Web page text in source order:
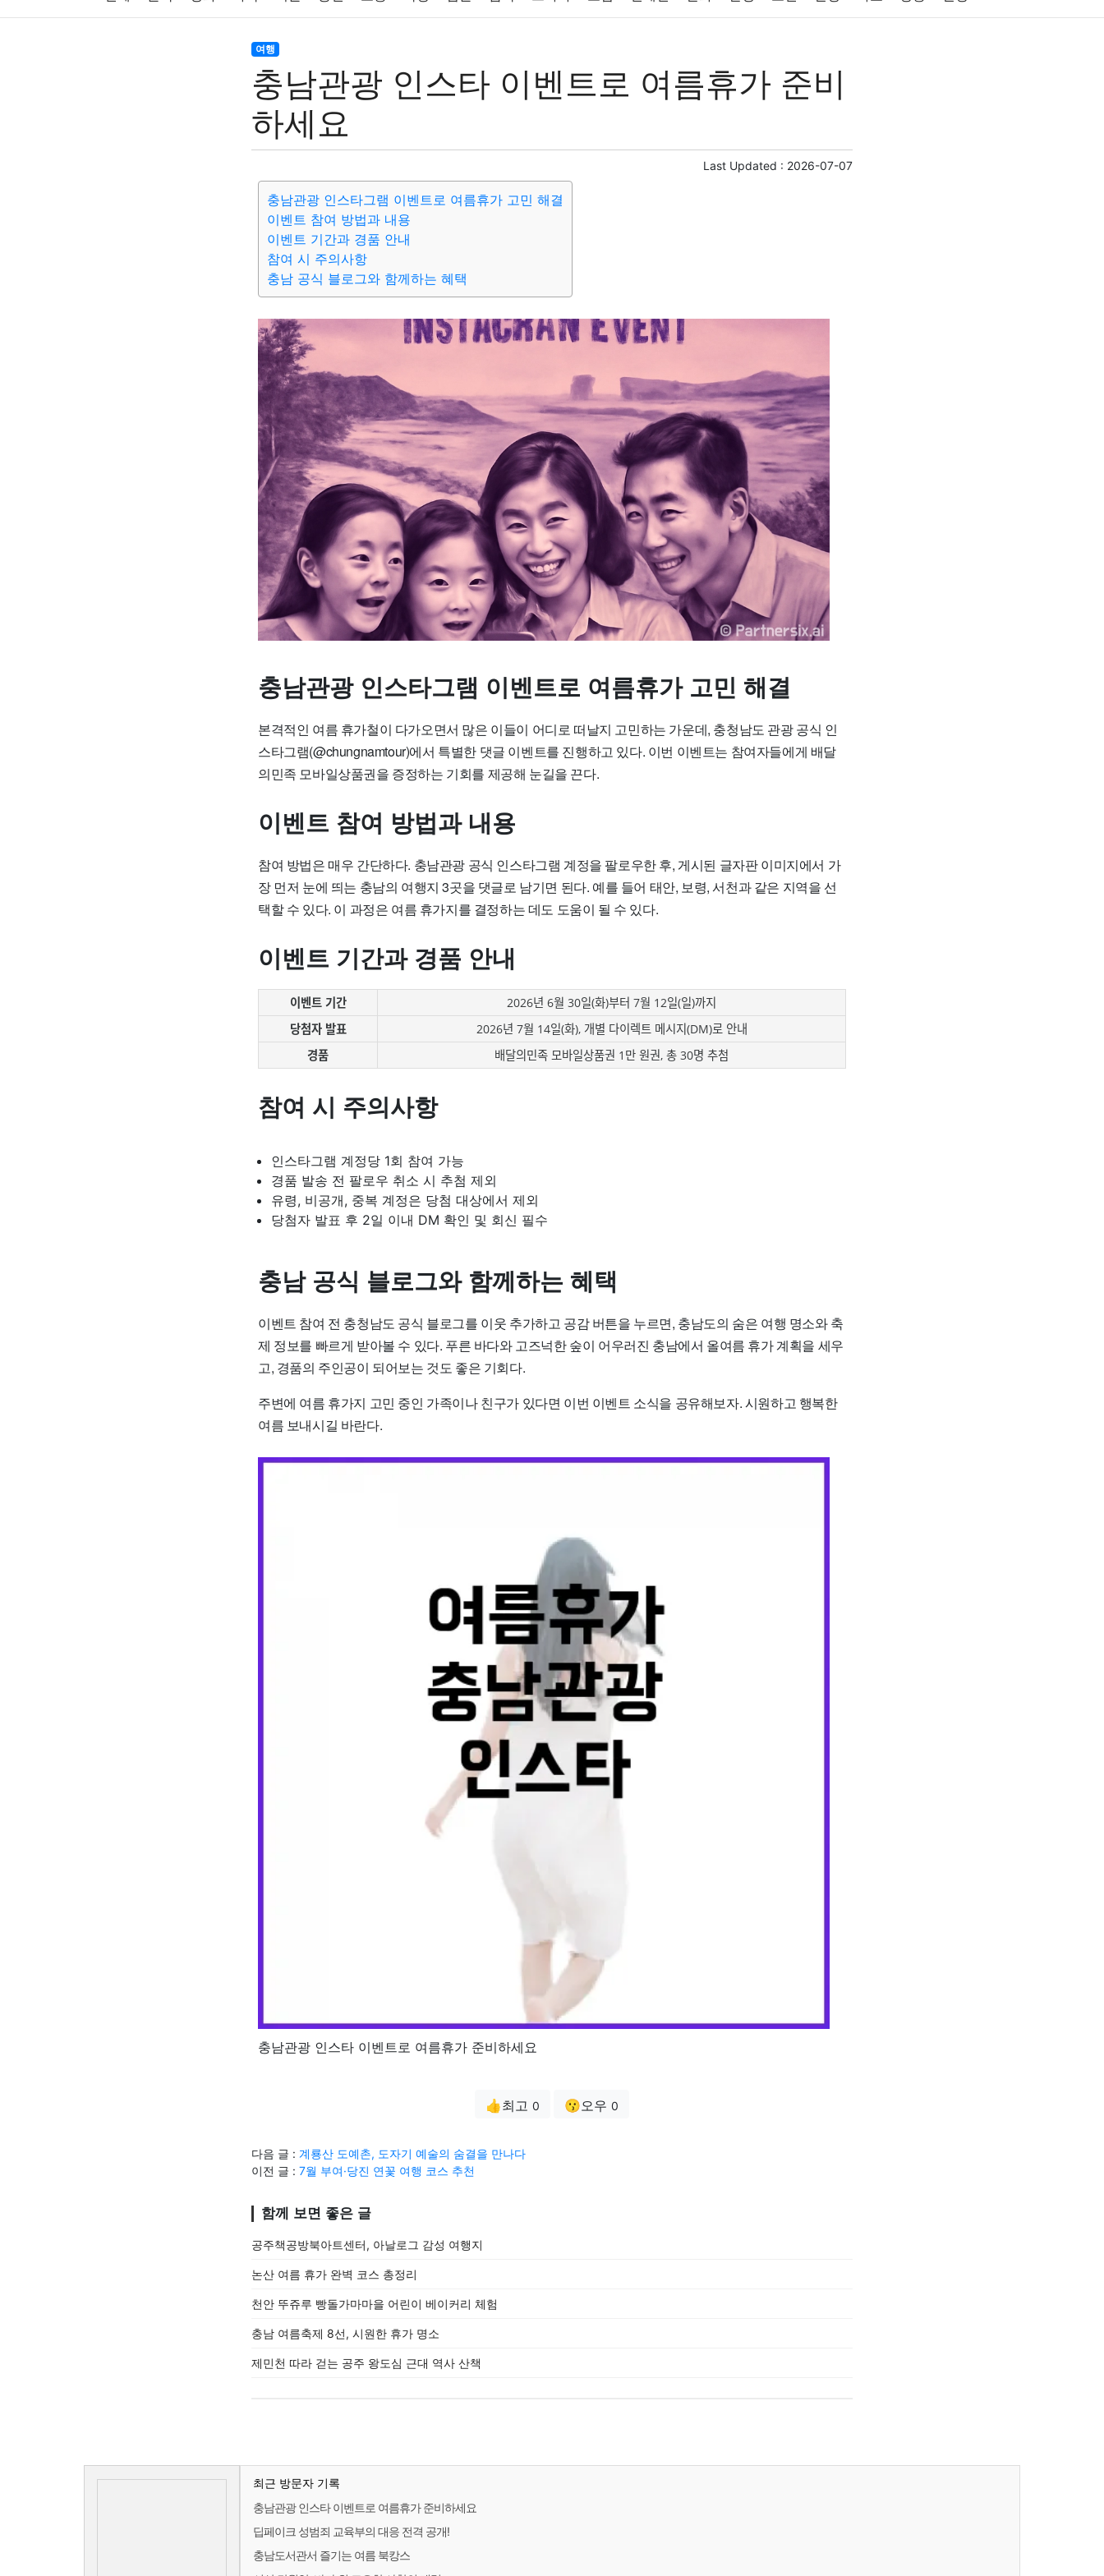
블록체인
여행 맛집 IT 컴퓨터 기술 종교 사회 정치 건강 의료 의학 경제 마케팅 부동산
여행
충남관광 인스타 이벤트로 여름휴가 준비
하세요
Last Updated : 2026-07-07
충남관광 인스타그램 이벤트로 여름휴가 고민 해결
이벤트 참여 방법과 내용
이벤트 기간과 경품 안내
참여 시 주의사항
충남 공식 블로그와 함께하는 혜택
충남관광 인스타그램 이벤트로 여름휴가 고민 해결
본격적인 여름 휴가철이 다가오면서 많은 이들이 어디로 떠날지 고민하는 가운데, 충청남도 관광 공식 인
스타그램(@chungnamtour)에서 특별한 댓글 이벤트를 진행하고 있다. 이번 이벤트는 참여자들에게 배달
의민족 모바일상품권을 증정하는 기회를 제공해 눈길을 끈다.
이벤트 참여 방법과 내용
참여 방법은 매우 간단하다. 충남관광 공식 인스타그램 계정을 팔로우한 후, 게시된 글자판 이미지에서 가
장 먼저 눈에 띄는 충남의 여행지 3곳을 댓글로 남기면 된다. 예를 들어 태안, 보령, 서천과 같은 지역을 선
택할 수 있다. 이 과정은 여름 휴가지를 결정하는 데도 도움이 될 수 있다.
이벤트 기간과 경품 안내
이벤트 기간
2026년 6월 30일(화)부터 7월 12일(일)까지
당첨자 발표
2026년 7월 14일(화), 개별 다이렉트 메시지(DM)로 안내
경품
배달의민족 모바일상품권 1만 원권, 총 30명 추첨
참여 시 주의사항
인스타그램 계정당 1회 참여 가능
경품 발송 전 팔로우 취소 시 추첨 제외
유령, 비공개, 중복 계정은 당첨 대상에서 제외
당첨자 발표 후 2일 이내 DM 확인 및 회신 필수
충남 공식 블로그와 함께하는 혜택
이벤트 참여 전 충청남도 공식 블로그를 이웃 추가하고 공감 버튼을 누르면, 충남도의 숨은 여행 명소와 축
제 정보를 빠르게 받아볼 수 있다. 푸른 바다와 고즈넉한 숲이 어우러진 충남에서 올여름 휴가 계획을 세우
고, 경품의 주인공이 되어보는 것도 좋은 기회다.
주변에 여름 휴가지 고민 중인 가족이나 친구가 있다면 이번 이벤트 소식을 공유해보자. 시원하고 행복한
여름 보내시길 바란다.
충남관광 인스타 이벤트로 여름휴가 준비하세요
👍최고 0 😗오우 0
다음 글 : 계룡산 도예촌, 도자기 예술의 숨결을 만나다
이전 글 : 7월 부여·당진 연꽃 여행 코스 추천
함께 보면 좋은 글
공주책공방북아트센터, 아날로그 감성 여행지
논산 여름 휴가 완벽 코스 총정리
천안 뚜쥬루 빵돌가마마을 어린이 베이커리 체험
충남 여름축제 8선, 시원한 휴가 명소
제민천 따라 걷는 공주 왕도심 근대 역사 산책
최근 방문자 기록
충남관광 인스타 이벤트로 여름휴가 준비하세요
딥페이크 성범죄 교육부의 대응 전격 공개!
충남도서관서 즐기는 여름 북캉스